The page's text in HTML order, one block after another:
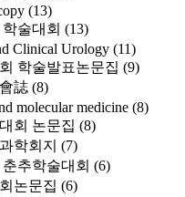
(13)
술대회 (13)
Clinical Urology (11)
학술발표논문집 (9)
誌 (8)
molecular medicine (8)
회 논문집 (8)
학회지 (7)
추학술대회 (6)
논문집 (6)